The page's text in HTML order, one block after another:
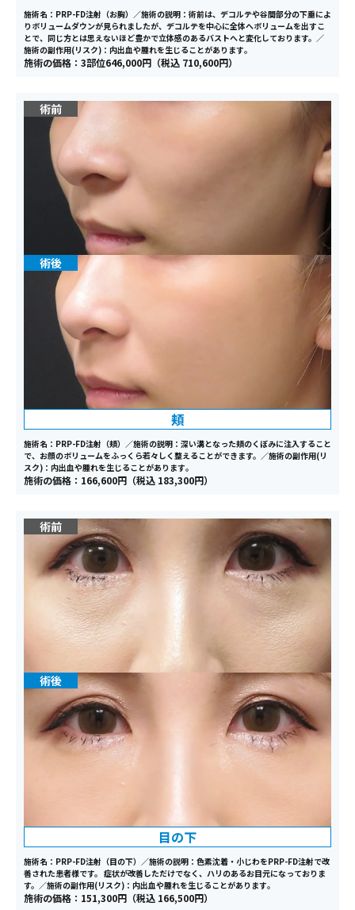
施術名：PRP-FD注射（お胸）／施術の説明：術前は、デコルテや谷間部分の下垂によ
りボリュームダウンが見られましたが、デコルテを中心に全体へボリュームを出すこ
とで、同じ方とは思えないほど豊かで立体感のあるバストへと変化しております。／
施術の副作用(リスク)：内出血や腫れを生じることがあります｡
施術の価格：3部位646,000円（税込 710,600円）
頬
施術名：PRP-FD注射（頬）／施術の説明：深い溝となった頬のくぼみに注入すること
で、お顔のボリュームをふっくら若々しく整えることができます。／施術の副作用(リ
スク)：内出血や腫れを生じることがあります｡
施術の価格：166,600円（税込 183,300円）
目の下
施術名：PRP-FD注射（目の下）／施術の説明：色素沈着・小じわをPRP-FD注射で改
善された患者様です。 症状が改善しただけでなく、ハリのあるお目元になっておりま
す。／施術の副作用(リスク)：内出血や腫れを生じることがあります｡
施術の価格：151,300円（税込 166,500円）